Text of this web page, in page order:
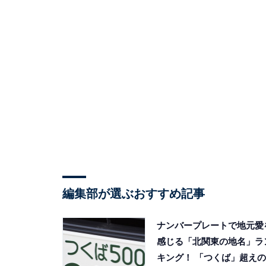
編集部が選ぶおすすめ記事
ナンバープレートで地元愛
感じる「北関東の地名」ラ
キング！ 「つくば」超え